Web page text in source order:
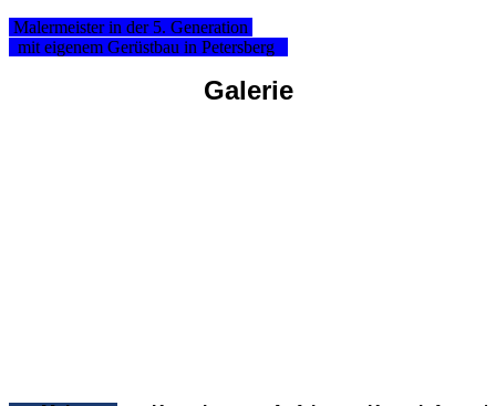
Malermeister in der 5. Generation
mit eigenem Gerüstbau in Petersberg
Galerie